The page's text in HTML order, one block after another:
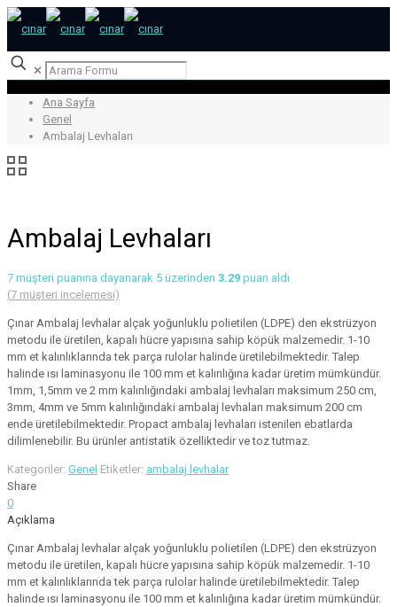
✕
Ana Sayfa
Genel
Ambalaj Levhaları
Ambalaj Levhaları
7 müşteri puanına dayanarak 5 üzerinden 3.29 puan aldı
(7 müşteri incelemesi)
Çınar Ambalaj levhalar alçak yoğunluklu polietilen (LDPE) den ekstrüzyon
metodu ile üretilen, kapalı hücre yapısına sahip köpük malzemedir. 1-10
mm et kalınlıklarında tek parça rulolar halinde üretilebilmektedir. Talep
halinde ısı laminasyonu ile 100 mm et kalınlığına kadar üretim mümkündür.
1mm, 1,5mm ve 2 mm kalınlığındaki ambalaj levhaları maksimum 250 cm,
3mm, 4mm ve 5mm kalınlığındaki ambalaj levhaları maksimum 200 cm
ende üretilebilmektedir. Propact ambalaj levhaları istenilen ebatlarda
dilimlenebilir. Bu ürünler antistatik özelliktedir ve toz tutmaz.
Kategoriler: Genel Etiketler: ambalaj levhalar
Share
0
Açıklama
Çınar Ambalaj levhalar alçak yoğunluklu polietilen (LDPE) den ekstrüzyon
metodu ile üretilen, kapalı hücre yapısına sahip köpük malzemedir. 1-10
mm et kalınlıklarında tek parça rulolar halinde üretilebilmektedir. Talep
halinde ısı laminasyonu ile 100 mm et kalınlığına kadar üretim mümkündür.